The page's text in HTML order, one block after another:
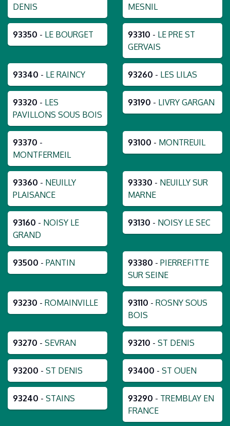
DENIS
MESNIL
93350 - LE BOURGET 93310 - LE PRE ST
GERVAIS
93340 - LE RAINCY 93260 - LES LILAS
93320 - LES
PAVILLONS SOUS BOIS
93190 - LIVRY GARGAN
93370 -
MONTFERMEIL
93100 - MONTREUIL
93360 - NEUILLY
PLAISANCE
93330 - NEUILLY SUR
MARNE
93160 - NOISY LE
GRAND
93130 - NOISY LE SEC
93500 - PANTIN 93380 - PIERREFITTE
SUR SEINE
93230 - ROMAINVILLE 93110 - ROSNY SOUS
BOIS
93270 - SEVRAN 93210 - ST DENIS
93200 - ST DENIS 93400 - ST OUEN
93240 - STAINS 93290 - TREMBLAY EN
FRANCE